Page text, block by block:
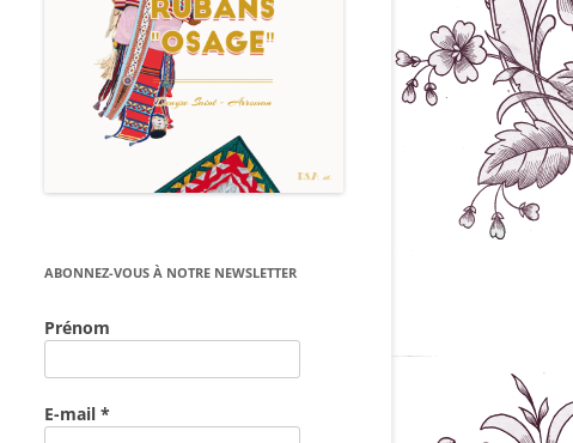
ABONNEZ-VOUS À NOTRE NEWSLETTER
Prénom
E-mail *